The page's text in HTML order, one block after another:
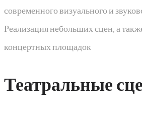
современного визуального и
Реализация небольших сцен, а
концертных площадок
Театральные